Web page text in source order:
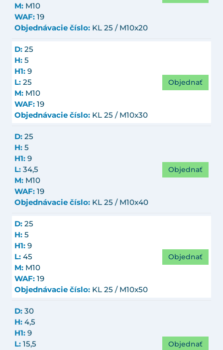
M: M10
WAF: 19
Objednávacie číslo: KL 25 / M10x20
D: 25
H: 5
H1: 9
L: 25
M: M10
WAF: 19
Objednávacie číslo: KL 25 / M10x30
Objednať
D: 25
H: 5
H1: 9
L: 34,5
M: M10
WAF: 19
Objednávacie číslo: KL 25 / M10x40
Objednať
D: 25
H: 5
H1: 9
L: 45
M: M10
WAF: 19
Objednávacie číslo: KL 25 / M10x50
Objednať
D: 30
H: 4,5
H1: 9
L: 15,5
Objednať